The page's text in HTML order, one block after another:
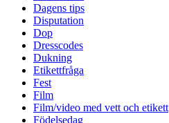
Dagens tips
Disputation
Dop
Dresscodes
Dukning
Etikettfråga
Fest
Film
Film/video med vett och etikett
Födelsedag